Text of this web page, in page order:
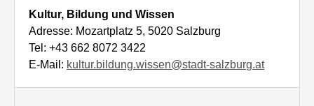
Kultur, Bildung und Wissen
Adresse: Mozartplatz 5, 5020 Salzburg
Tel: +43 662 8072 3422
E-Mail: kultur.bildung.wissen@stadt-salzburg.at